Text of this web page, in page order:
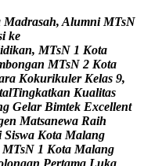
Madrasah, Alumni MTsN
i ke
idikan, MTsN 1 Kota
bongan MTsN 2 Kota
ra Kokurikuler Kelas 9,
talTingkatkan Kualitas
g Gelar Bimtek Excellent
en Matsanewa Raih
Siswa Kota Malang
MTsN 1 Kota Malang
longan Pertama Luka